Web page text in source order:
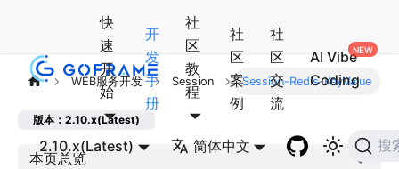
快
速
开
始
开
发
手
册
社
区
教
程
社
区
案
例
社
区
交
流
AI Vibe
Coding
2.10.x(Latest) 简体中文 搜
WEB服务开发 Session Session-Redis-KeyValue
版本：2.10.x(Latest)
本页总览